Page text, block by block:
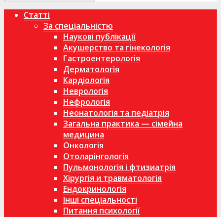
Статті
За спеціальністю
Наукові публікації
Акушерство та гінекологія
Гастроентерологія
Дерматологія
Кардіологія
Неврологія
Нефрологія
Неонатологія та педіатрія
Загальна практика — сімейна
медицина
Онкологія
Отоларінгологія
Пульмонологія і фтизиатрія
Хірургія и травматологія
Ендокринологія
Інші спеціальності
Питання психології